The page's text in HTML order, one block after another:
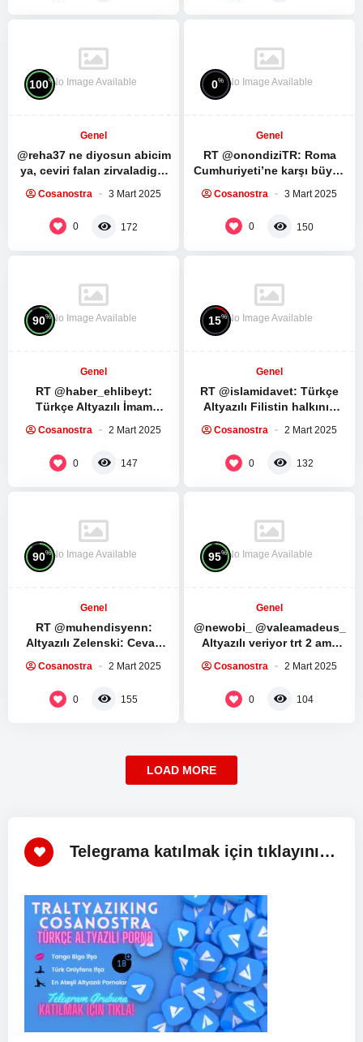
No Image Available
100%
Genel
@reha37 ne diyosun abicim
ya, ceviri falan zirvaladigin
fark ettin dunyanin…
Cosanostra 3 Mart 2025
0 172
No Image Available
0%
Genel
RT @onondiziTR: Roma
Cumhuriyeti’ne karşı büyük
Spartacus Dizisinin ilk 5
bölümünü…
Cosanostra 3 Mart 2025
0 150
No Image Available
90%
Genel
RT @haber_ehlibeyt:
Türkçe Altyazılı İmam
Hamaney’in Ramazan
ayında yapılması…
Cosanostra 2 Mart 2025
0 147
No Image Available
15%
Genel
RT @islamidavet: Türkçe
Altyazılı Filistin halkının
liderlerine bağlılıkları…
Muhammed Dayf tüm…
Cosanostra 2 Mart 2025
0 132
No Image Available
90%
Genel
RT @muhendisyenn:
Altyazılı Zelenski: Cevap
Hayır, yeterince konuştun.
ABD Başkanı Donald…
Cosanostra 2 Mart 2025
0 155
No Image Available
95%
Genel
@newobi_ @valeamadeus_
Altyazılı veriyor trt 2 ama
çoğu sahneyi…
Cosanostra 2 Mart 2025
0 104
LOAD MORE
Telegrama katılmak için tıklayınız!